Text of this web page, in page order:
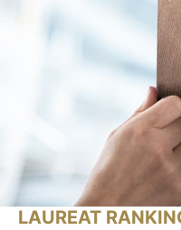
LAUREAT